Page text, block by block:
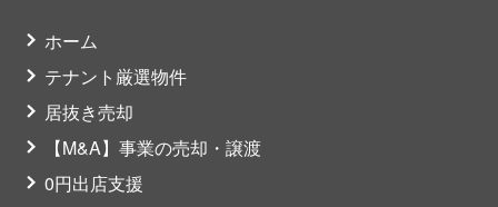
ホーム
テナント厳選物件
居抜き売却
【M&A】事業の売却・譲渡
0円出店支援